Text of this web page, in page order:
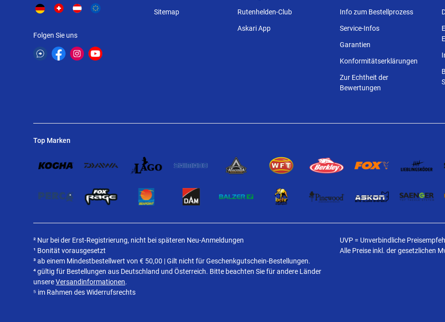
Folgen Sie uns
Sitemap Rutenhelden-Club
Askari App
Info zum Bestellprozess
Service-Infos
Garantien
Konformitätserklärungen
Zur Echtheit der
Bewertungen
Top Marken
² Nur bei der Erst-Registrierung, nicht bei späteren Neu-Anmeldungen
¹ Bonität vorausgesetzt
³ ab einem Mindestbestellwert von€ 50,00 | Gilt nicht für Geschenkgutschein-Bestellungen.
⁴ gültig für Bestellungen aus Deutschland und Österreich. Bitte beachten Sie für andere Länder
unsereVersandinformationen.
⁵ im Rahmen des Widerrufsrechts
UVP = Unverbindliche
Alle Preise inkl. der gesetzlichen